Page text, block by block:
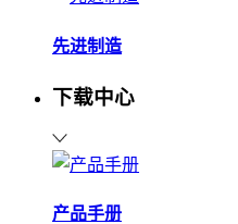
先进制造
下载中心
产品手册